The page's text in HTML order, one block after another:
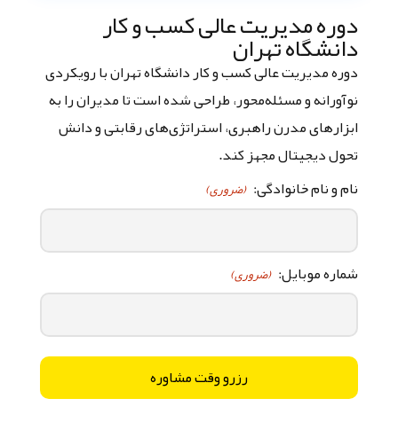
دوره مدیریت عالی کسب‌ و کار
دانشگاه تهران
دوره مدیریت عالی کسب‌ و کار دانشگاه تهران با رویکردی
نوآورانه و مسئله‌محور، طراحی شده است تا مدیران را به
ابزارهای مدرن راهبری، استراتژی‌های رقابتی و دانش
تحول دیجیتال مجهز کند.
نام و نام خانوادگی: (ضروری)
شماره موبایل: (ضروری)